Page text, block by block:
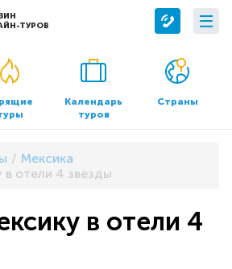
ТУРОВ
О компании
О нас
Контакты
Документы и реквизиты
Календарь
туров
Страны
Мексика
в отели 4 звезды
в отели 4